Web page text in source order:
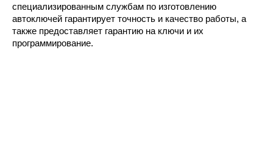
специализированным службам по изготовлению
автоключей гарантирует точность и качество работы, а
также предоставляет гарантию на ключи и их
программирование.